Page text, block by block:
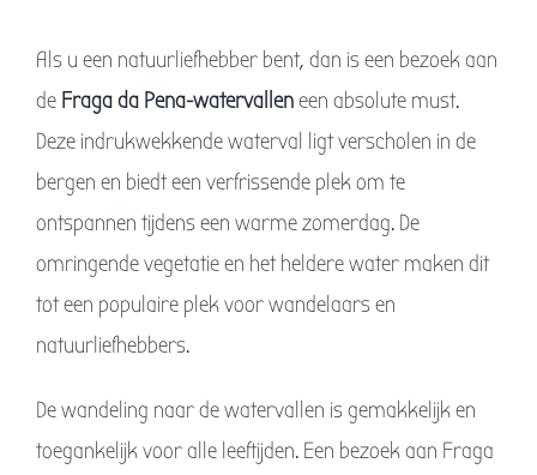
Als u een natuurliefhebber bent, dan is een bezoek aan
de Fraga da Pena-watervalleneen absolute must.
Deze indrukwekkende waterval ligt verscholen in de
bergen en biedt een verfrissende plek om te
ontspannen tijdens een warme zomerdag. De
omringende vegetatie en het heldere water maken dit
tot een populaire plek voor wandelaars en
natuurliefhebbers.
De wandeling naar de watervallen is gemakkelijk en
toegankelijk voor alle leeftijden. Een bezoek aan Fraga